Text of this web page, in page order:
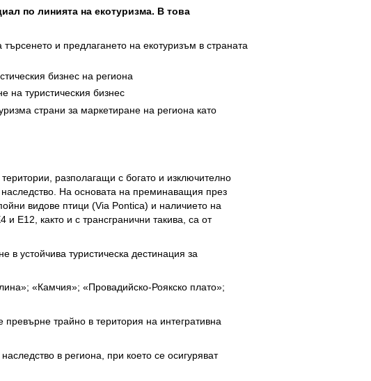
по линията на екотуризма. В това
и предлагането на екотуризъм в страната
бизнес на региона
на туристическия бизнес
страни за маркетиране на региона като
разполагащи с богато и изключително
На основата на преминаващия през
видове птици (Via Pontica) и наличието на
Е12, както и с трансгранични такива, са от
устойчива туристическа дестинация за
«Камчия»; «Провадийско-Роякско плато»;
трайно в територия на интегративна
в региона, при което се осигуряват